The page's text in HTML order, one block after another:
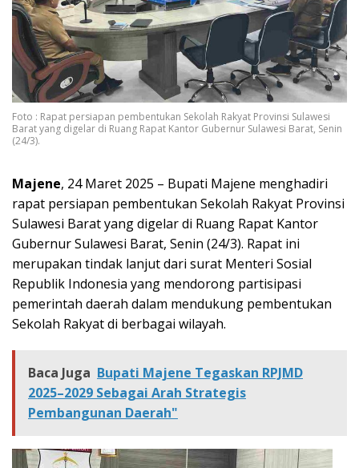
Foto : Rapat persiapan pembentukan Sekolah Rakyat Provinsi Sulawesi
Barat yang digelar di Ruang Rapat Kantor Gubernur Sulawesi Barat, Senin
(24/3).
Majene, 24 Maret 2025 – Bupati Majene menghadiri
rapat persiapan pembentukan Sekolah Rakyat Provinsi
Sulawesi Barat yang digelar di Ruang Rapat Kantor
Gubernur Sulawesi Barat, Senin (24/3). Rapat ini
merupakan tindak lanjut dari surat Menteri Sosial
Republik Indonesia yang mendorong partisipasi
pemerintah daerah dalam mendukung pembentukan
Sekolah Rakyat di berbagai wilayah.
Baca Juga Bupati Majene Tegaskan RPJMD
2025–2029 Sebagai Arah Strategis
Pembangunan Daerah"